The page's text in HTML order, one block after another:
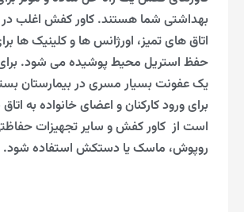
بهداشتی شما هستند. کاور کفش اغلب در
اتاق های تمیز، اورژانس ها و کلینیک ها
حفظ استریل محیط پوشیده می شود. برای
یک عفونت بسیار مسری در بیمارستان
برای ورود کارکنان و اعضای خانواده به اتاق
است از کاور کفش و سایر تجهیزات
روپوش، ماسک یا دستکش استفاده شود.